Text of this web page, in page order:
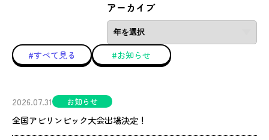
アーカイブ
#すべて見る #お知らせ
2026.07.31 お知らせ
全国アビリンピック大会出場決定！